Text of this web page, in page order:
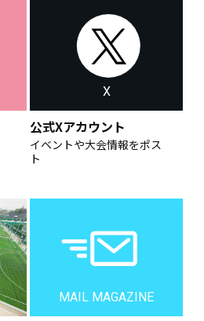
X
公式Xアカウント
イベントや大会情報をポス
ト
MAIL MAGAZINE